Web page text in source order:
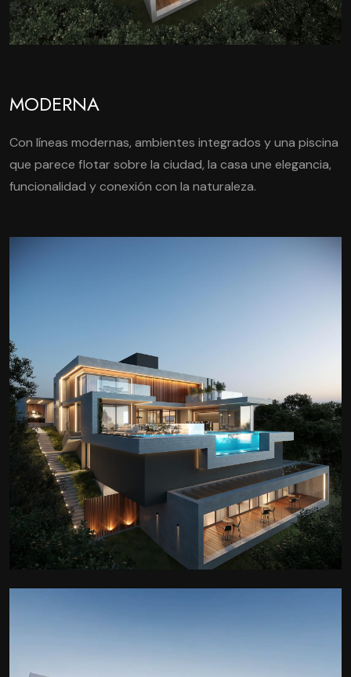
MODERNA
Con líneas modernas, ambientes integrados y una piscina
que parece flotar sobre la ciudad, la casa une elegancia,
funcionalidad y conexión con la naturaleza.